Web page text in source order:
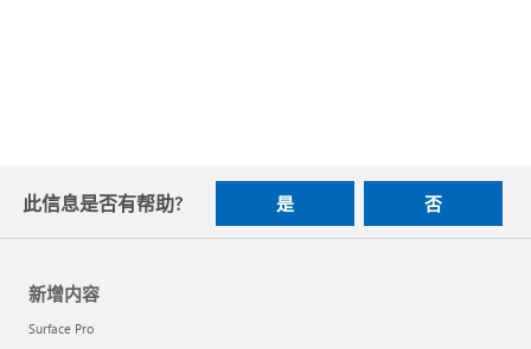
此信息是否有帮助? 是 否
新增内容
Surface Pro